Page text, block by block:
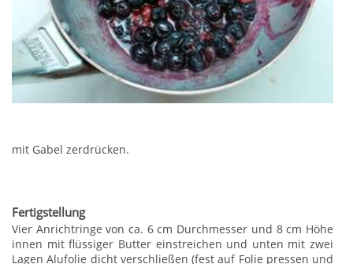
mit Gabel zerdrücken.
Fertigstellung
Vier Anrichtringe von ca. 6 cm Durchmesser und 8 cm Höhe
innen mit flüssiger Butter einstreichen und unten mit zwei
Lagen Alufolie dicht verschließen (fest auf Folie pressen und